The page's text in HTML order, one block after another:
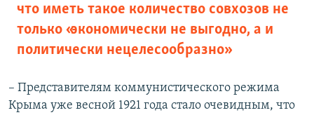
что иметь такое количество совхозов не
только «экономически не выгодно, а и
политически нецелесообразно»
– Представителям коммунистического режима
Крыма уже весной 1921 года стало очевидным, что